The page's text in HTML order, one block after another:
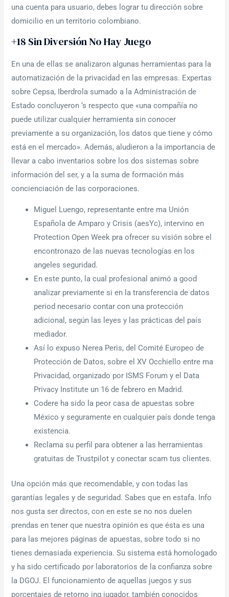
una cuenta para usuario, debes lograr tu dirección sobre
domicilio en un territorio colombiano.
+18 Sin Diversión No Hay Juego
En una de ellas se analizaron algunas herramientas para la
automatización de la privacidad en las empresas. Expertas
sobre Cepsa, Iberdrola sumado a la Administración de
Estado concluyeron ‘s respecto que «una compañía no
puede utilizar cualquier herramienta sin conocer
previamente a su organización, los datos que tiene y cómo
está en el mercado». Además, aludieron a la importancia de
llevar a cabo inventarios sobre los dos sistemas sobre
información del ser, y a la suma de formación más
concienciación de las corporaciones.
Miguel Luengo, representante entre ma Unión
Española de Amparo y Crisis (aesYc), intervino en
Protection Open Week pra ofrecer su visión sobre el
encontronazo de las nuevas tecnologías en los
angeles seguridad.
En este punto, la cual profesional animó a good
analizar previamente si en la transferencia de datos
period necesario contar con una protección
adicional, según las leyes y las prácticas del país
mediador.
Así lo expuso Nerea Peris, del Comité Europeo de
Protección de Datos, sobre el XV Occhiello entre ma
Privacidad, organizado por ISMS Forum y el Data
Privacy Institute un 16 de febrero en Madrid.
Codere ha sido la peor casa de apuestas sobre
México y seguramente en cualquier país donde tenga
existencia.
Reclama su perfil para obtener a las herramientas
gratuitas de Trustpilot y conectar scam tus clientes.
Una opción más que recomendable, y con todas las
garantías legales y de seguridad. Sabes que en estafa. Info
nos gusta ser directos, con en este se no nos duelen
prendas en tener que nuestra opinión es que ésta es una
para las mejores páginas de apuestas, sobre todo si no
tienes demasiada experiencia. Su sistema está homologado
y ha sido certificado por laboratorios de la confianza sobre
la DGOJ. El funcionamiento de aquellas juegos y sus
porcentajes de retorno ing jugador, también conocidos